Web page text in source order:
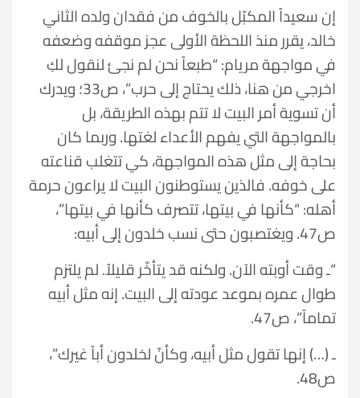
إن سعيداً المكبّل بالخوف من فقدان ولده الثاني
خالد، يقرر منذ اللحظة الأولى عجز موقفه وضعفه
في مواجهة مريام: “طبعاً نحن لم نجئ لنقول لكِ
اخرجي من هنا، ذلك يحتاج إلى حرب”، ص33؛ ويدرك
أن تسوية أمر البيت لا تتم بهذه الطريقة، بل
بالمواجهة التي يفهم الأعداء لغتها. وربما كان
بحاجة إلى مثل هذه المواجهة، كي تتغلب قناعته
على خوفه. فالذين يستوطنون البيت لا يراعون حرمة
أهله: “كأنها في بيتها، تتصرف كأنها في بيتها”،
ص47. ويغتصبون حتى نسب خلدون إلى أبيه:
“ـ وقت أوبته الآن. ولكنه قد يتأخّر قليلاً. لم يلتزم
طوال عمره بموعد عودته إلى البيت. إنه مثل أبيه
تماماً”، ص47.
ـ (…) إنها تقول مثل أبيه، وكأنّ لخلدون أباً غيرك”،
ص48.